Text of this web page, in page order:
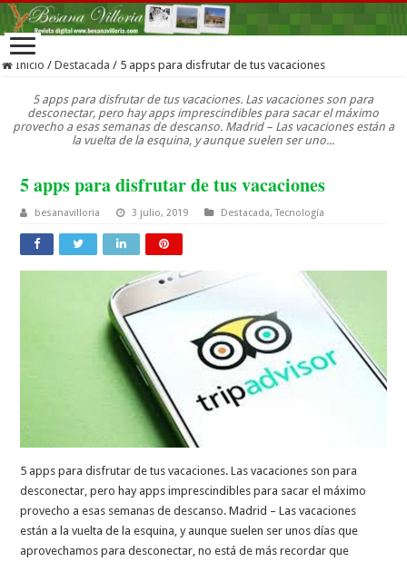
Inicio / Destacada / 5 apps para disfrutar de tus vacaciones
5 apps para disfrutar de tus vacaciones. Las vacaciones son para
desconectar, pero hay apps imprescindibles para sacar el máximo
provecho a esas semanas de descanso. Madrid – Las vacaciones están a
la vuelta de la esquina, y aunque suelen ser uno...
5 apps para disfrutar de tus vacaciones
besanavilloria 3 julio, 2019 Destacada,Tecnología
5 apps para disfrutar de tus vacaciones. Las vacaciones son para
desconectar, pero hay apps imprescindibles para sacar el máximo
provecho a esas semanas de descanso. Madrid – Las vacaciones
están a la vuelta de la esquina, y aunque suelen ser unos días que
aprovechamos para desconectar, no está de más recordar que